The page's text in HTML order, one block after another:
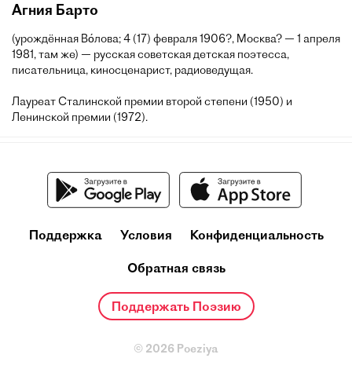
Агния Барто
(урождённая Во́лова; 4 (17) февраля 1906?, Москва? — 1 апреля
1981, там же) — русская советская детская поэтесса,
писательница, киносценарист, радиоведущая.
Лауреат Сталинской премии второй степени (1950) и
Ленинской премии (1972).
Поддержка Условия Конфиденциальность
Обратная связь
Поддержать Поэзию
© 2026 Poeziya